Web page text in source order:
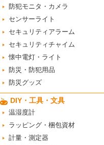
防犯モニタ・カメラ
センサーライト
セキュリティアラーム
セキュリティチャイム
懐中電灯・ライト
防災・防犯用品
防災グッズ
DIY・工具・文具
温湿度計
ラッピング・梱包資材
計量・測定器